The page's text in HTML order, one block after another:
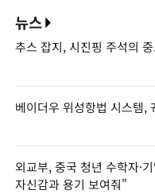
뉴스
추스 잡지, 시진핑 주석의
베이더우 위성항법 시스템,
외교부, 중국 청년 수학자·
자신감과 용기 보여줘"